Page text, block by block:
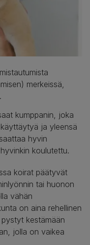
merkeissä,
kumppanin, joka
ja yleensä
hyvin
koulutettu.
koirat päätyvät
tai huonon
vähän
on aina rehellinen
kestämään
jolla on vaikea